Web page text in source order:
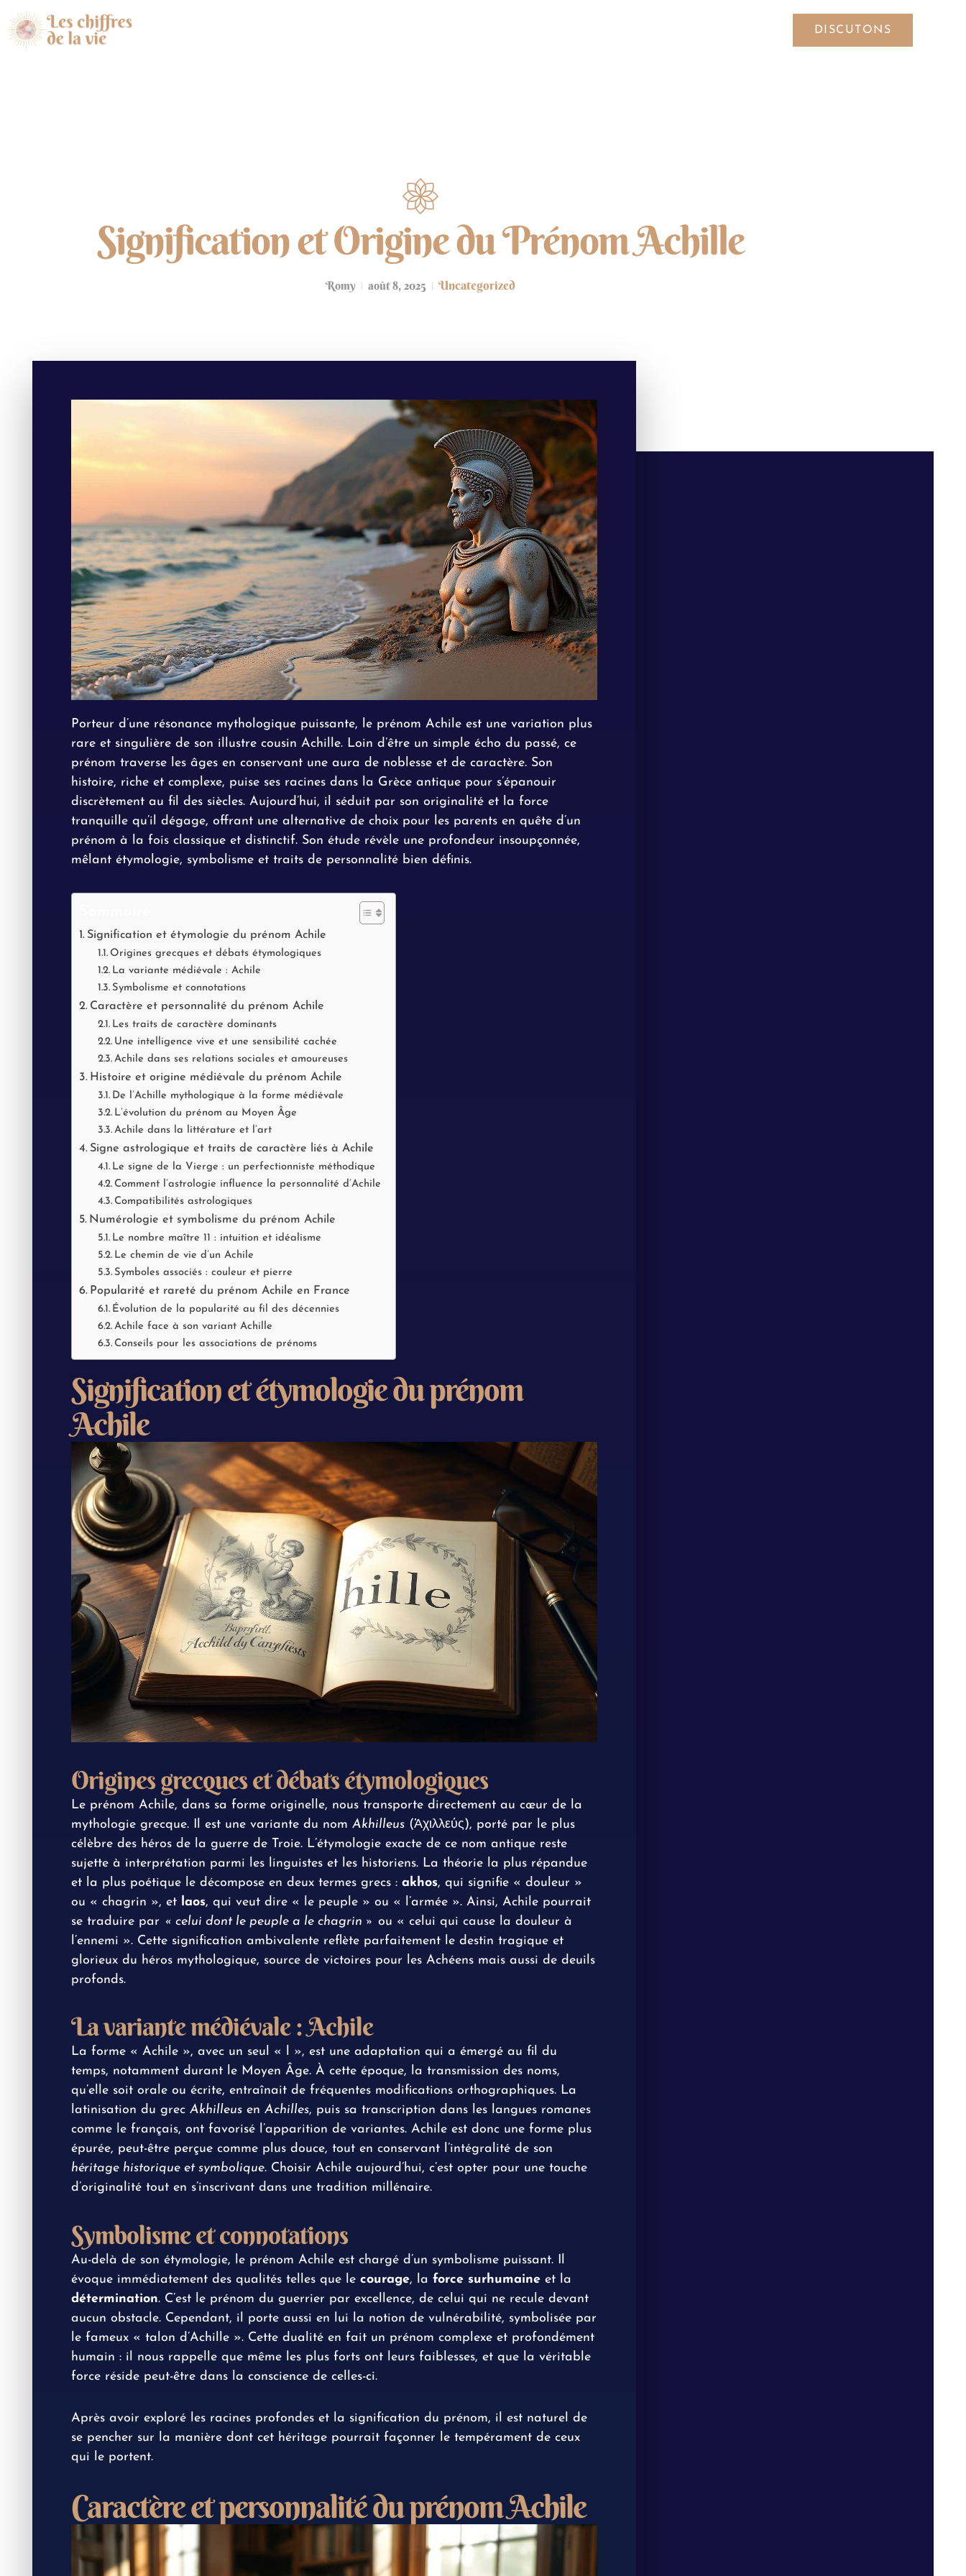
DISCUTONS
Signification et Origine du Prénom Achille
Romy août 8, 2025 Uncategorized
Porteur d’une résonance mythologique puissante, le prénom Achile est une variation plus
rare et singulière de son illustre cousin Achille. Loin d’être un simple écho du passé, ce
prénom traverse les âges en conservant une aura de noblesse et de caractère. Son
histoire, riche et complexe, puise ses racines dans la Grèce antique pour s’épanouir
discrètement au fil des siècles. Aujourd’hui, il séduit par son originalité et la force
tranquille qu’il dégage, offrant une alternative de choix pour les parents en quête d’un
prénom à la fois classique et distinctif. Son étude révèle une profondeur insoupçonnée,
mêlant étymologie, symbolisme et traits de personnalité bien définis.
Signification et étymologie du prénom Achile
Origines grecques et débats étymologiques
La variante médiévale : Achile
Symbolisme et connotations
Caractère et personnalité du prénom Achile
Les traits de caractère dominants
Une intelligence vive et une sensibilité cachée
Achile dans ses relations sociales et amoureuses
Histoire et origine médiévale du prénom Achile
De l’Achille mythologique à la forme médiévale
L’évolution du prénom au Moyen Âge
Achile dans la littérature et l’art
Signe astrologique et traits de caractère liés à Achile
Le signe de la Vierge : un perfectionniste méthodique
Comment l’astrologie influence la personnalité d’Achile
Compatibilités astrologiques
Numérologie et symbolisme du prénom Achile
Le nombre maître 11 : intuition et idéalisme
Le chemin de vie d’un Achile
Symboles associés : couleur et pierre
Popularité et rareté du prénom Achile en France
Évolution de la popularité au fil des décennies
Achile face à son variant Achille
Conseils pour les associations de prénoms
Signification et étymologie du prénom
Achile
Origines grecques et débats étymologiques
Le prénom Achile, dans sa forme originelle, nous transporte directement au cœur de la
mythologie grecque. Il est une variante du nom Akhilleus (Ἀχιλλεύς), porté par le plus
célèbre des héros de la guerre de Troie. L’étymologie exacte de ce nom antique reste
sujette à interprétation parmi les linguistes et les historiens. La théorie la plus répandue
et la plus poétique le décompose en deux termes grecs : akhos, qui signifie « douleur »
ou « chagrin », et laos, qui veut dire « le peuple » ou « l’armée ». Ainsi, Achile pourrait
se traduire par « celui dont le peuple a le chagrin » ou « celui qui cause la douleur à
l’ennemi ». Cette signification ambivalente reflète parfaitement le destin tragique et
glorieux du héros mythologique, source de victoires pour les Achéens mais aussi de deuils
profonds.
La variante médiévale : Achile
La forme « Achile », avec un seul « l », est une adaptation qui a émergé au fil du
temps, notamment durant le Moyen Âge. À cette époque, la transmission des noms,
qu’elle soit orale ou écrite, entraînait de fréquentes modifications orthographiques. La
latinisation du grec Akhilleus en Achilles, puis sa transcription dans les langues romanes
comme le français, ont favorisé l’apparition de variantes. Achile est donc une forme plus
épurée, peut-être perçue comme plus douce, tout en conservant l’intégralité de son
héritage historique et symbolique. Choisir Achile aujourd’hui, c’est opter pour une touche
d’originalité tout en s’inscrivant dans une tradition millénaire.
Symbolisme et connotations
Au-delà de son étymologie, le prénom Achile est chargé d’un symbolisme puissant. Il
évoque immédiatement des qualités telles que le courage, la force surhumaine et la
détermination. C’est le prénom du guerrier par excellence, de celui qui ne recule devant
aucun obstacle. Cependant, il porte aussi en lui la notion de vulnérabilité, symbolisée par
le fameux « talon d’Achille ». Cette dualité en fait un prénom complexe et profondément
humain : il nous rappelle que même les plus forts ont leurs faiblesses, et que la véritable
force réside peut-être dans la conscience de celles-ci.
Après avoir exploré les racines profondes et la signification du prénom, il est naturel de
se pencher sur la manière dont cet héritage pourrait façonner le tempérament de ceux
qui le portent.
Caractère et personnalité du prénom Achile